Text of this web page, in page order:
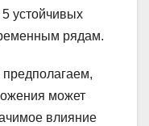
устойчивых
рядам.
может
влияние